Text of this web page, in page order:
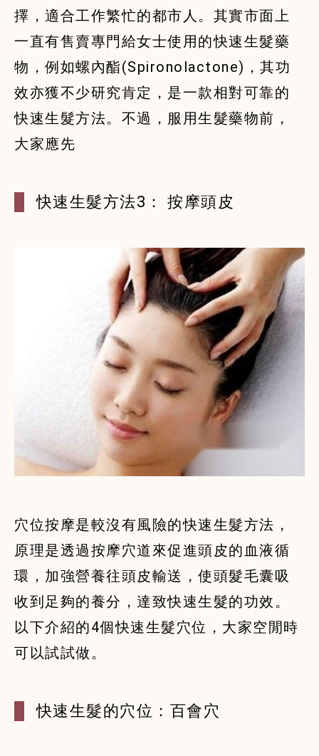
擇，適合工作繁忙的都市人。其實市面上
一直有售賣專門給女士使用的快速生髮藥
物，例如螺內酯(Spironolactone)，其功
效亦獲不少研究肯定，是一款相對可靠的
快速生髮方法。不過，服用生髮藥物前，
快速生髮方法3： 按摩頭皮
穴位按摩是較沒有風險的快速生髮方法，
原理是透過按摩穴道來促進頭皮的血液循
環，加強營養往頭皮輸送，使頭髮毛囊吸
收到足夠的養分，達致快速生髮的功效。
以下介紹的4個快速生髮穴位，大家空閒時
可以試試做。